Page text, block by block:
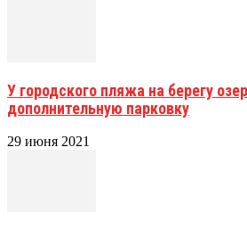
У городского пляжа на берегу
дополнительную парковку
29 июня 2021